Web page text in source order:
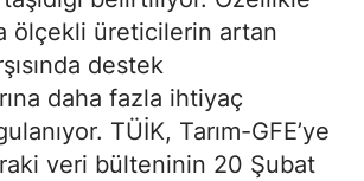
ölçekli üreticilerin artan
destek
daha fazla ihtiyaç
TÜİK, Tarım-GFE’ye
veri bülteninin 20 Şubat